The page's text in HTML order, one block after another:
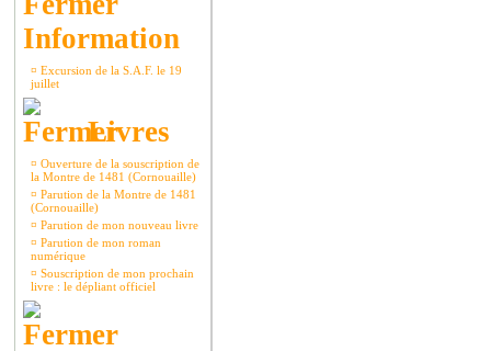
Information
¤ Excursion de la S.A.F. le 19
juillet
Livres
¤ Ouverture de la souscription de
la Montre de 1481 (Cornouaille)
¤ Parution de la Montre de 1481
(Cornouaille)
¤ Parution de mon nouveau livre
¤ Parution de mon roman
numérique
¤ Souscription de mon prochain
livre : le dépliant officiel